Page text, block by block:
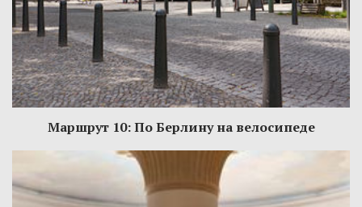
Маршрут 10: По Берлину на велосипеде